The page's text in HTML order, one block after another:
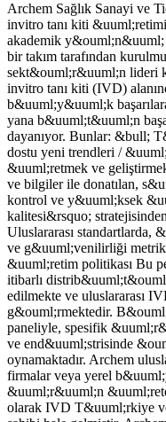
Archem Sağlık Sanayi ve
invitro tanı kiti
akademik
bir takım tarafından
sekt&ouml;r&uuml;n lideri
invitro tanı kiti (IVD)
b&uuml;y&uuml;k
yana b&uuml;t&uuml;n
dayanıyor. Bunlar: &bull;
dostu yeni trendleri /
&uuml;retmek ve
ve bilgiler ile donatılan,
kontrol ve y&uuml;ksek
kalitesi&rsquo;
Uluslararası standartlarda,
ve g&uuml;venilirliği metrik
&uuml;retim politikası Bu
itibarlı
edilmekte ve uluslararası
g&ouml;rmektedir.
paneliyle, spesifik
ve end&uuml;strisinde
oynamaktadır. Archem
firmalar veya yerel
&uuml;r&uuml;n
olarak IVD T&uuml;rkiye